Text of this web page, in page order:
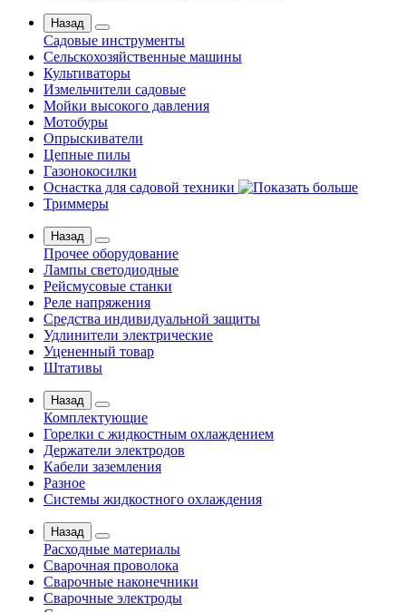
Назад
Садовые инструменты
Сельскохозяйственные машины
Культиваторы
Измельчители садовые
Мойки высокого давления
Мотобуры
Опрыскиватели
Цепные пилы
Газонокосилки
Оснастка для садовой техники
Триммеры
Назад
Прочее оборудование
Лампы светодиодные
Рейсмусовые станки
Реле напряжения
Средства индивидуальной защиты
Удлинители электрические
Уцененный товар
Штативы
Назад
Комплектующие
Горелки с жидкостным охлаждением
Держатели электродов
Кабели заземления
Разное
Системы жидкостного охлаждения
Назад
Расходные материалы
Сварочная проволока
Сварочные наконечники
Сварочные электроды